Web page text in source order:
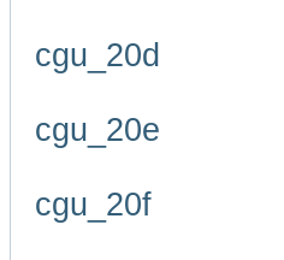
cgu_20d
cgu_20e
cgu_20f